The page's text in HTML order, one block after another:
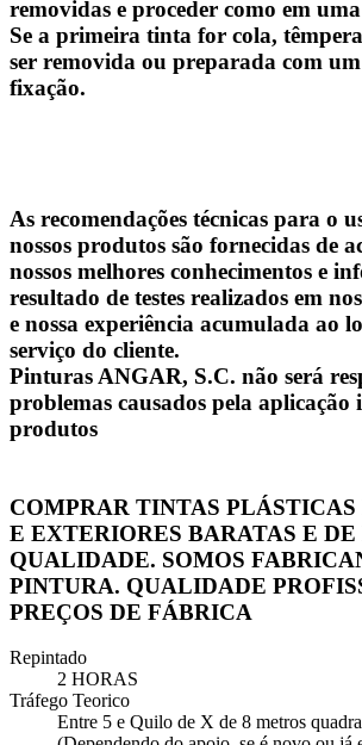
removidas e proceder como em
Se a primeira tinta for cola,
ser removida ou preparada com
fixação.
As recomendações técnicas para o
nossos produtos são fornecidas de
nossos melhores conhecimentos e
resultado de testes realizados em
e nossa experiência acumulada ao
serviço do cliente.
Pinturas ANGAR, S.C. não será
problemas causados ​​pela aplicação
produtos
COMPRAR TINTAS
E EXTERIORES BARATAS E
QUALIDADE. SOMOS
PINTURA. QUALIDADE
PREÇOS DE FÁBRICA
Repintado
2 HORAS
Tráfego Teorico
Entre 5 e Quilo de X de 8 metros